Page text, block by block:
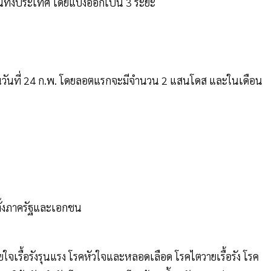
นที่ 24 ก.พ. โดยลอตแรกจะมีจำนวน 2 แสนโดส และในเดือน
าครัฐและเอกชน
รื้อรังรุนแรง โรคหัวใจและหลอดเลือด โรคไตวายเรื้อรัง โรค